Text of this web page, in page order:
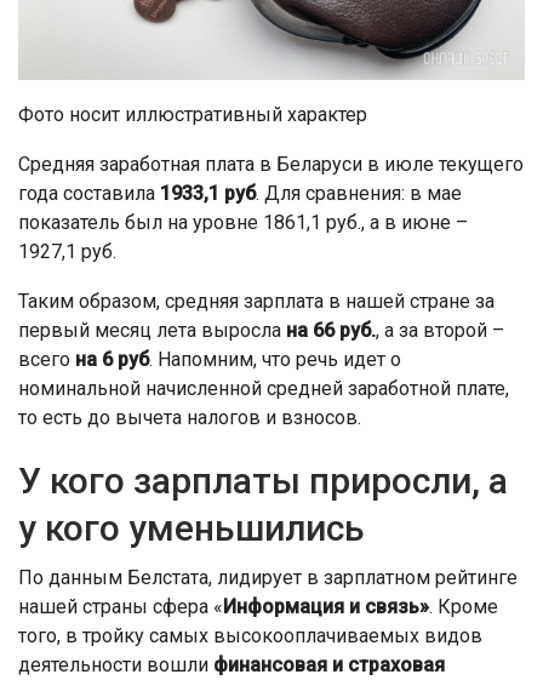
Фото носит иллюстративный характер
Средняя заработная плата в Беларуси в июле текущего
года составила 1933,1 руб. Для сравнения: в мае
показатель был на уровне 1861,1 руб., а в июне –
1927,1 руб.
Таким образом, средняя зарплата в нашей стране за
первый месяц лета выросла на 66 руб., а за второй –
всего на 6 руб. Напомним, что речь идет о
номинальной начисленной средней заработной плате,
то есть до вычета налогов и взносов.
У кого зарплаты приросли, а
у кого уменьшились
По данным Белстата, лидирует в зарплатном рейтинге
нашей страны сфера «Информация и связь». Кроме
того, в тройку самых высокооплачиваемых видов
деятельности вошли финансовая и страховая